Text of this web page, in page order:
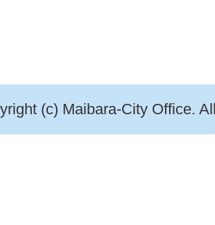
(c) Maibara-City Office.